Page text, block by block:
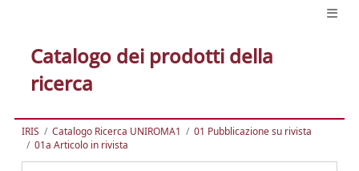
Catalogo dei prodotti della
ricerca
IRIS Catalogo Ricerca UNIROMA1
01 Pubblicazione su rivista
01a Articolo in rivista